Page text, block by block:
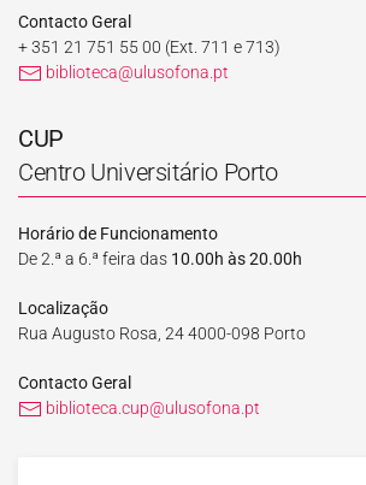
Contacto Geral
+ 351 21 751 55 00 (Ext. 711 e 713)
biblioteca@ulusofona.pt
CUP
Centro Universitário Porto
Horário de Funcionamento
De 2.ª a 6.ª feira das 10.00h às 20.00h
Localização
Rua Augusto Rosa, 24 4000-098 Porto
Contacto Geral
biblioteca.cup@ulusofona.pt